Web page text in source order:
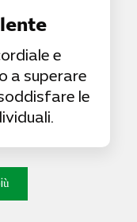
e
a superare
le